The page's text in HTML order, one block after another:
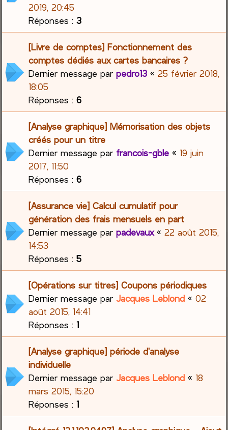
2019, 20:45
Réponses :3
[Livre de comptes] Fonctionnement des
comptes dédiés aux cartes bancaires ?
Dernier message parpedro13 «25 février 2018,
18:05
Réponses :6
[Analyse graphique] Mémorisation des objets
créés pour un titre
Dernier message par francois-gble « 19 juin
2017, 11:50
Réponses :6
[Assurance vie] Calcul cumulatif pour
génération des frais mensuels en part
Dernier message parpadevaux«22 août 2015,
14:53
Réponses :5
[Opérations sur titres] Coupons périodiques
Dernier message parJacques Leblond «02
août 2015, 14:41
Réponses :1
[Analyse graphique] période d'analyse
individuelle
Dernier message parJacques Leblond « 18
mars 2015, 15:20
Réponses :1